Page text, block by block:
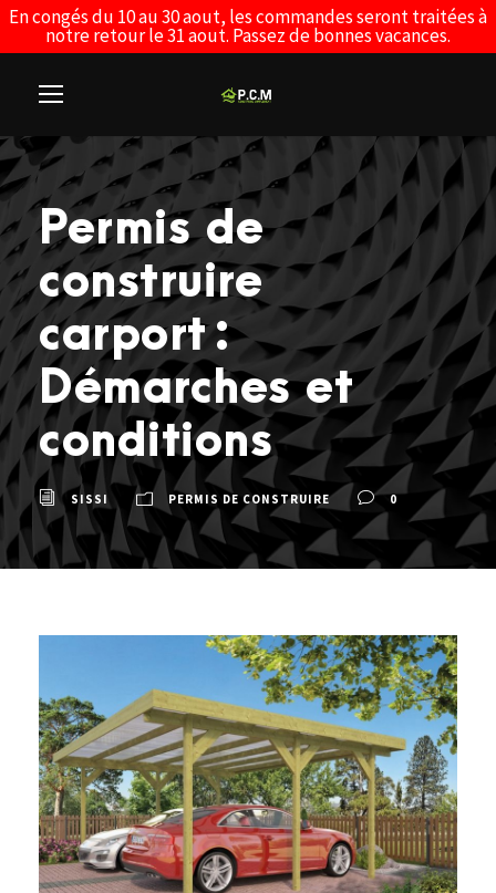
En congés du 10 au 30 aout, les commandes seront traitées à
notre retour le 31 aout. Passez de bonnes vacances.
Permis de
construire
carport :
Démarches et
conditions
SISSI PERMIS DE CONSTRUIRE 0